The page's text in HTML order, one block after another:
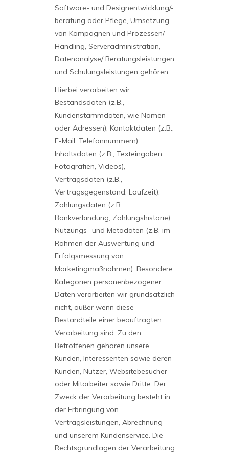
Software- und Designentwicklung/-
beratung oder Pflege, Umsetzung
von Kampagnen und Prozessen/
Handling, Serveradministration,
Datenanalyse/ Beratungsleistungen
und Schulungsleistungen gehören.
Hierbei verarbeiten wir
Bestandsdaten (z.B.,
Kundenstammdaten, wie Namen
oder Adressen), Kontaktdaten (z.B.,
E-Mail, Telefonnummern),
Inhaltsdaten (z.B., Texteingaben,
Fotografien, Videos),
Vertragsdaten (z.B.,
Vertragsgegenstand, Laufzeit),
Zahlungsdaten (z.B.,
Bankverbindung, Zahlungshistorie),
Nutzungs- und Metadaten (z.B. im
Rahmen der Auswertung und
Erfolgsmessung von
Marketingmaßnahmen). Besondere
Kategorien personenbezogener
Daten verarbeiten wir grundsätzlich
nicht, außer wenn diese
Bestandteile einer beauftragten
Verarbeitung sind. Zu den
Betroffenen gehören unsere
Kunden, Interessenten sowie deren
Kunden, Nutzer, Websitebesucher
oder Mitarbeiter sowie Dritte. Der
Zweck der Verarbeitung besteht in
der Erbringung von
Vertragsleistungen, Abrechnung
und unserem Kundenservice. Die
Rechtsgrundlagen der Verarbeitung